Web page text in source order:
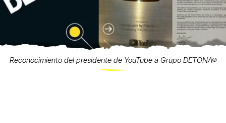
Reconocimiento del presidente de YouTube a Grupo DETONA®